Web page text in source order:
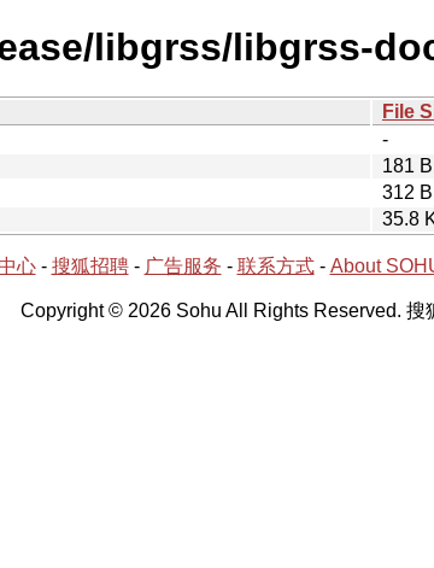
libgrss/libgrss-
File
-
181 B
312 B
35.8
心- 搜狐招聘- 广告服务 - 联系方式- About
Copyright © 2026 Sohu All Rights Reserved. 搜